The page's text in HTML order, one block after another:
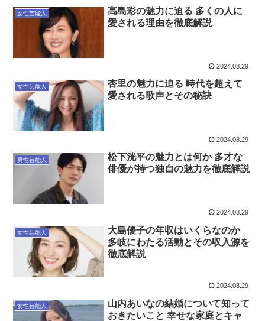
女性芸能人
高島彩の魅力に迫る 多くの人に
愛される理由を徹底解説
2024.08.29
女性芸能人
杏里の魅力に迫る 時代を超えて
愛される歌声とその秘訣
2024.08.29
男性芸能人
松下洸平の魅力とは何か 多才な
俳優が持つ独自の魅力を徹底解説
2024.08.29
女性芸能人
大島優子の年収はいくらなのか
多岐にわたる活動とその収入源を
徹底解説
2024.08.29
女性芸能人
山内あいなの結婚について知って
おきたいこと 幸せな家庭とキャ